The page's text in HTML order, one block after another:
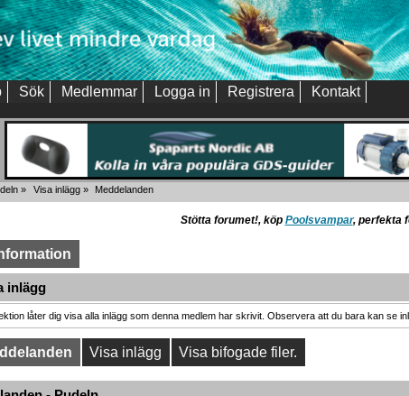
Sök Medlemmar Logga in Registrera Kontakt
» Visa inlägg» Meddelanden
Stötta forumet!, köp Poolsvampar, perfekta
inlägg
låter dig visa alla inlägg som denna medlem har skrivit. Observera att du bara kan se
Visa inlägg Visa bifogade filer.